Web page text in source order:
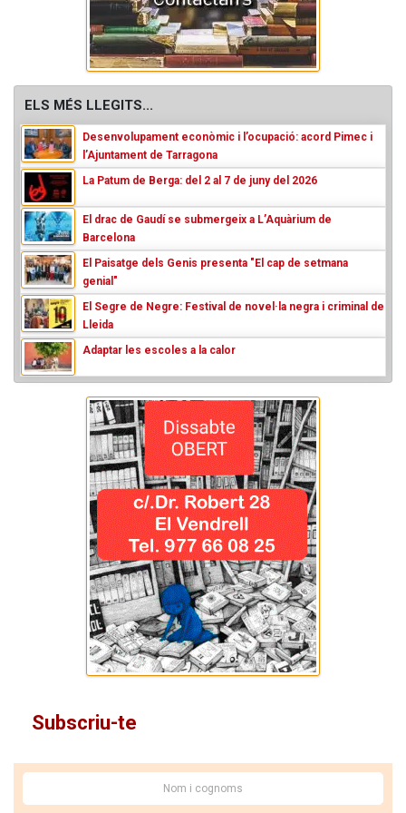
ELS MÉS LLEGITS...
Desenvolupament econòmic i l’ocupació: acord Pimec i
l’Ajuntament de Tarragona
La Patum de Berga: del 2 al 7 de juny del 2026
El drac de Gaudí se submergeix a L’Aquàrium de
Barcelona
El Paisatge dels Genis presenta "El cap de setmana
genial"
El Segre de Negre: Festival de novel·la negra i criminal de
Lleida
Adaptar les escoles a la calor
Subscriu-te